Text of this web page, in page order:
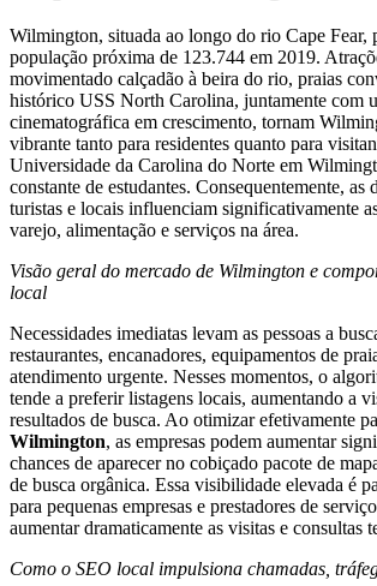
Wilmington, situada ao longo do rio Cape Fear,
população próxima de 123.744 em 2019.
movimentado calçadão à beira do rio, praias
histórico USS North Carolina, juntamente com
cinematográfica em crescimento, tornam
vibrante tanto para residentes quanto para
Universidade da Carolina do Norte em
constante de estudantes. Consequentemente, as
turistas e locais influenciam significativamente
varejo, alimentação e serviços na área.
Visão geral do mercado de Wilmington e
local
Necessidades imediatas levam as pessoas a
restaurantes, encanadores, equipamentos de
atendimento urgente. Nesses momentos, o
tende a preferir listagens locais, aumentando a
resultados de busca. Ao otimizar efetivamente
Wilmington, as empresas podem aumentar
chances de aparecer no cobiçado pacote de
de busca orgânica. Essa visibilidade elevada é
para pequenas empresas e prestadores de
aumentar dramaticamente as visitas e consultas
Como o SEO local impulsiona chamadas,